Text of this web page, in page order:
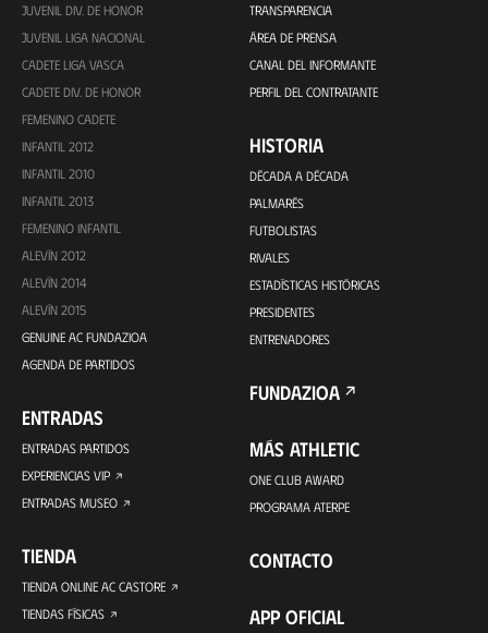
JUVENIL DIV. DE HONOR
JUVENIL LIGA NACIONAL
CADETE LIGA VASCA
CADETE DIV. DE HONOR
FEMENINO CADETE
INFANTIL 2012
INFANTIL 2010
INFANTIL 2013
FEMENINO INFANTIL
ALEVÍN 2012
ALEVÍN 2014
ALEVÍN 2015
GENUINE AC FUNDAZIOA
AGENDA DE PARTIDOS
ENTRADAS
ENTRADAS PARTIDOS
EXPERIENCIAS VIP
ENTRADAS MUSEO
TIENDA
TIENDA ONLINE AC CASTORE
TIENDAS FÍSICAS
TRANSPARENCIA
ÁREA DE PRENSA
CANAL DEL INFORMANTE
PERFIL DEL CONTRATANTE
HISTORIA
DÉCADA A DÉCADA
PALMARÉS
FUTBOLISTAS
RIVALES
ESTADÍSTICAS HISTÓRICAS
PRESIDENTES
ENTRENADORES
FUNDAZIOA
MÁS ATHLETIC
ONE CLUB AWARD
PROGRAMA ATERPE
CONTACTO
APP OFICIAL